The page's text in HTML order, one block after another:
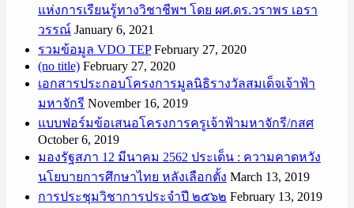
แห่งการเรียนรู้ทางวิชาชีพฯ โดย ผศ.ดร.วราพร เอรา
วรรณ์ January 6, 2021
รวมข้อมูล VDO TEP February 27, 2020
(no title) February 27, 2020
เอกสารประกอบโครงการมูลนิธิรางวัลสมเด็จเจ้าฟ้า
มหาจักรี November 16, 2019
แบบฟอร์มข้อเสนอโครงการครูเจ้าฟ้ามหาจักรี/กสศ
October 6, 2019
มองรัฐสภา 12 มีนาคม 2562 ประเด็น : ความคาดหวัง
นโยบายการศึกษาไทย หลังเลือกตั้ง March 13, 2019
การประชุมวิชาการประจำปี ๒๕๖๒ February 13, 2019